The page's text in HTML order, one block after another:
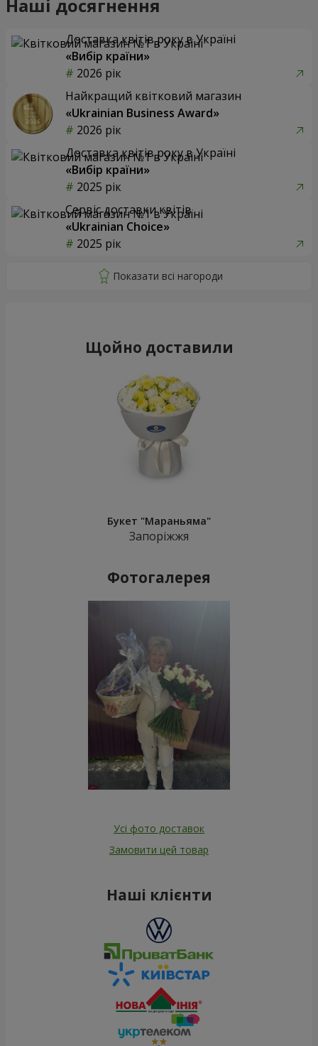
Наші досягнення
Доставка квітів року в Україні
«Вибір країни»
2026 рік
Найкращий квітковий магазин
«Ukrainian Business Award»
2026 рік
Доставка квітів року в Україні
«Вибір країни»
2025 рік
Сервіс доставки квітів
«Ukrainian Choice»
2025 рік
Щойно доставили
Букет "Мараньяма"
Запоріжжя
Фотогалерея
Усі фото доставок
Замовити цей товар
Наші клієнти